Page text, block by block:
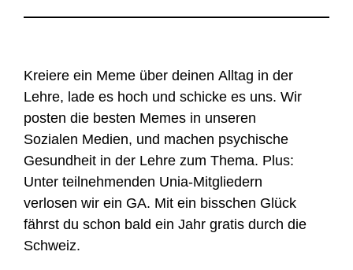
Kreiere ein Meme über deinen Alltag in der
Lehre, lade es hoch und schicke es uns. Wir
posten die besten Memes in unseren
Sozialen Medien, und machen psychische
Gesundheit in der Lehre zum Thema. Plus:
Unter teilnehmenden Unia-Mitgliedern
verlosen wir ein GA. Mit ein bisschen Glück
fährst du schon bald ein Jahr gratis durch die
Schweiz.